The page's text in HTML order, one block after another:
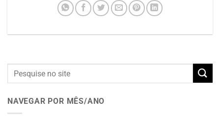
NAVEGAR POR MÊS/ANO